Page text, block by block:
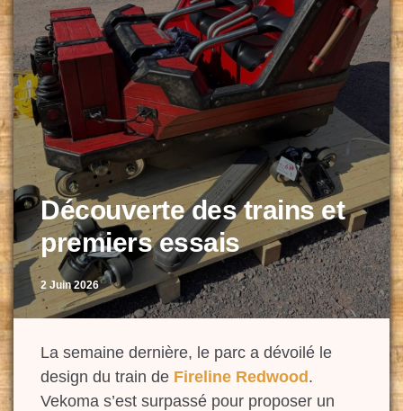
Découverte des trains et
premiers essais
2 Juin 2026
La semaine dernière, le parc a dévoilé le
design du train de Fireline Redwood .
Vekoma s’est surpassé pour proposer un